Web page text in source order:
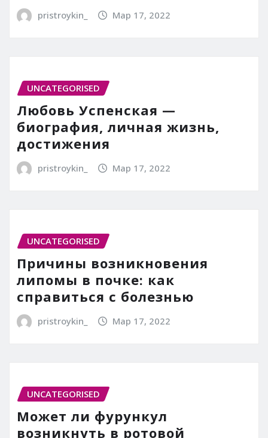
pristroykin_ Мар 17, 2022
UNCATEGORISED
Любовь Успенская —
биография, личная жизнь,
достижения
pristroykin_ Мар 17, 2022
UNCATEGORISED
Причины возникновения
липомы в почке: как
справиться с болезнью
pristroykin_ Мар 17, 2022
UNCATEGORISED
Может ли фурункул
возникнуть в ротовой